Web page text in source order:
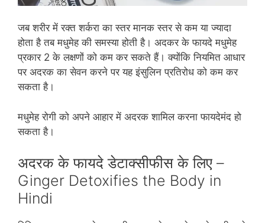
जब शरीर में रक्त शर्करा का स्‍तर मानक स्‍तर से कम या ज्‍यादा
होता है तब मधुमेह की समस्‍या होती है। अदकर के फायदे मधुमेह
प्रकार 2 के लक्षणों को कम कर सकते हैं। क्‍योंकि नियमित आधार
पर अदरक का सेवन करने पर यह इंसुलिन प्रतिरोध को कम कर
सकता है।
मधुमेह रोगी को अपने आहार में अदरक शामिल करना फायदेमंद हो
सकता है।
अदरक के फायदे डेटाक्‍सीफीस के लिए –
Ginger Detoxifies the Body in
Hindi